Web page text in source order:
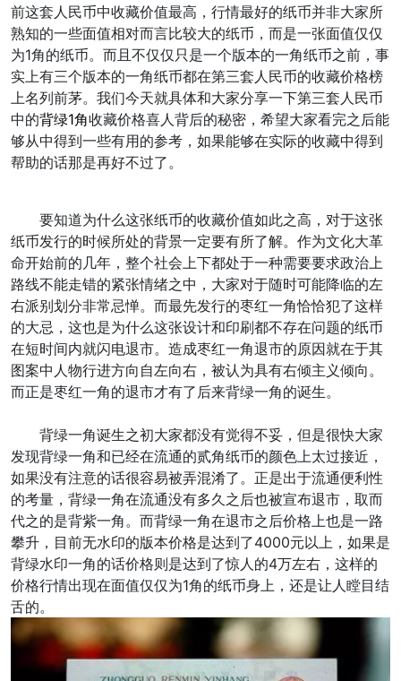
前这套人民币中收藏价值最高，行情最好的纸币并非大家所
熟知的一些面值相对而言比较大的纸币，而是一张面值仅仅
为1角的纸币。而且不仅仅只是一个版本的一角纸币之前，事
实上有三个版本的一角纸币都在第三套人民币的收藏价格榜
上名列前茅。我们今天就具体和大家分享一下第三套人民币
中的背绿1角收藏价格喜人背后的秘密，希望大家看完之后能
够从中得到一些有用的参考，如果能够在实际的收藏中得到
帮助的话那是再好不过了。
要知道为什么这张纸币的收藏价值如此之高，对于这张
纸币发行的时候所处的背景一定要有所了解。作为文化大革
命开始前的几年，整个社会上下都处于一种需要要求政治上
路线不能走错的紧张情绪之中，大家对于随时可能降临的左
右派别划分非常忌惮。而最先发行的枣红一角恰恰犯了这样
的大忌，这也是为什么这张设计和印刷都不存在问题的纸币
在短时间内就闪电退市。造成枣红一角退市的原因就在于其
图案中人物行进方向自左向右，被认为具有右倾主义倾向。
而正是枣红一角的退市才有了后来背绿一角的诞生。
背绿一角诞生之初大家都没有觉得不妥，但是很快大家
发现背绿一角和已经在流通的贰角纸币的颜色上太过接近，
如果没有注意的话很容易被弄混淆了。正是出于流通便利性
的考量，背绿一角在流通没有多久之后也被宣布退市，取而
代之的是背紫一角。而背绿一角在退市之后价格上也是一路
攀升，目前无水印的版本价格是达到了4000元以上，如果是
背绿水印一角的话价格则是达到了惊人的4万左右，这样的
价格行情出现在面值仅仅为1角的纸币身上，还是让人瞠目结
舌的。